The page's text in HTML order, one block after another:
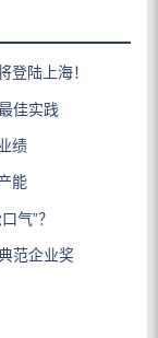
登陆上海！
佳实践
绩
能
气”？
范企业奖